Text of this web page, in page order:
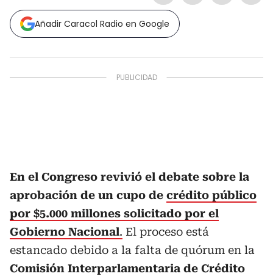
Añadir Caracol Radio en Google
En el Congreso revivió el debate sobre la
aprobación de un cupo de crédito público
por $5.000 millones solicitado por el
Gobierno Nacional. El proceso está
estancado debido a la falta de quórum en la
Comisión Interparlamentaria de Crédito